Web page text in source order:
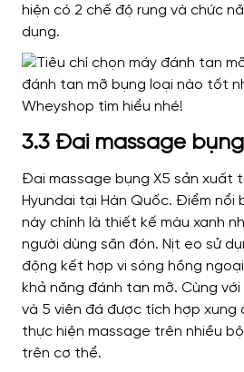
hiện có 2 chế độ rung và chức
dụng.
3.3 Đai massage
Đai massage bụng X5 sản xuất
Hyundai tại Hàn Quốc. Điểm nổi
này chính là thiết kế màu xanh
người dùng săn đón. Nịt eo sử
động kết hợp vi sóng hồng
khả năng đánh tan mỡ. Cùng
và 5 viên đá được tích hợp xung
thực hiện massage trên nhiều
trên cơ thể.